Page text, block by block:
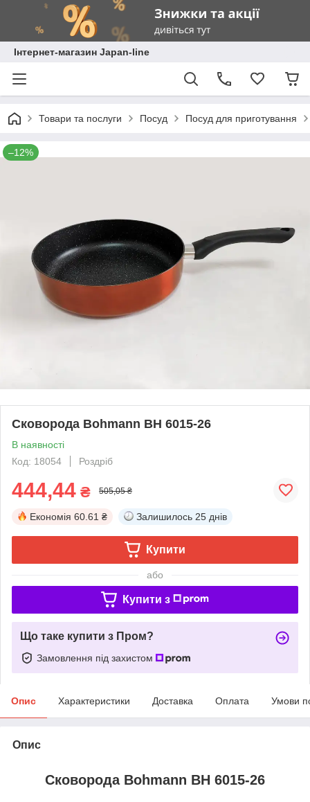
Інтернет-магазин Japan-line
Товари та послуги Посуд Посуд для приготування
–12%
Сковорода Bohmann BH 6015-26
В наявності
Код: 18054
Роздріб
444,44 ₴ 505,05 ₴
Економія 60.61 ₴ Залишилось 25 днів
Купити
або
Купити з
Що таке купити з Пром?
Замовлення під захистом
Опис Характеристики Доставка Оплата Умови
Опис
Сковорода Bohmann BH 6015-26